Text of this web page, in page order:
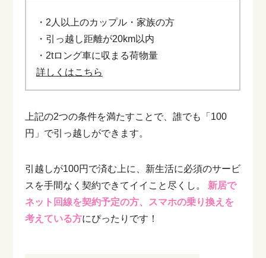
・2人以上のカップル・家族の方
・引っ越し距離が20km以内
・2tロング車に収まる荷物量
詳しくはこちら
上記の2つの条件を満たすことで、誰でも「100
円」で引っ越しができます。
引越しが100円で済む上に、新生活に必須のサービ
スを手間なく契約できてイイこと尽くし。
新居で
ネット回線を契約予定の方、スマホの乗り換えを
考えている方にぴったりです！